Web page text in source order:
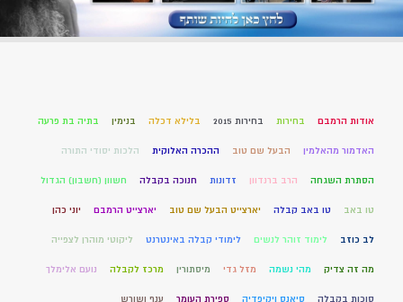
אודות הרמבם בחירות בחירות 2015 בלילא דכלה בנימין בתיה בת פרעה
האדמור מהאלמין הבעל שם טוב ההכרה האלוקית הלכות יסודי התורה
הסתרת השגחה הרב ברנדוון זדונות חנוכה בקבלה חשוון (חשבון) הגדול
טו באב טו באב קבלה יארצייט הבעל שם טוב יארצייט הרמבם יוני כהן
לב כוזב לימוד זוהר לנשים לימודי קבלה באינטרנט ליקוטי מוהרן לצפייה
מה זה צדיק מהי נשמה מזל גדי מיסתורין מרכז לקבלה נועם אלימלך
סוכות בקבלה סיאנס ויקיפדיה ספירת העומר ענף ושורש